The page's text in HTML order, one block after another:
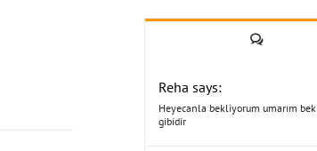
Yorum
Reha says:
Heyecanla bekliyorum umarım
gibidir